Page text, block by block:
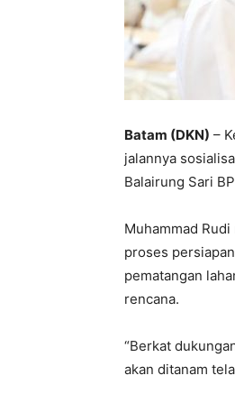
Batam (DKN) –
jalannya
Balairung Sari
Muhammad
proses
pematangan
rencana.
“Berkat
akan ditanam